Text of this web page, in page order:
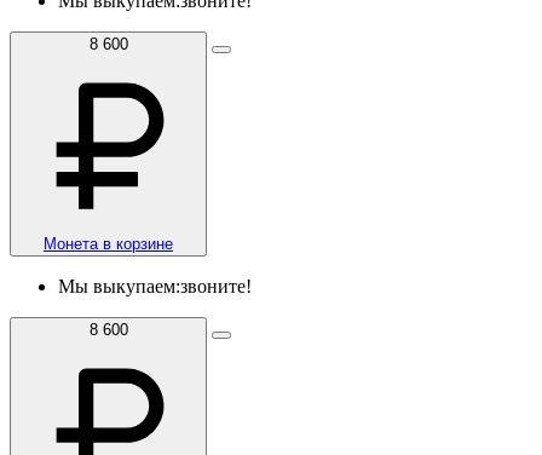
8 600
Монета в корзине
Мы выкупаем:звоните!
8 600